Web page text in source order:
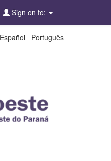
Sign on to:
Español Português